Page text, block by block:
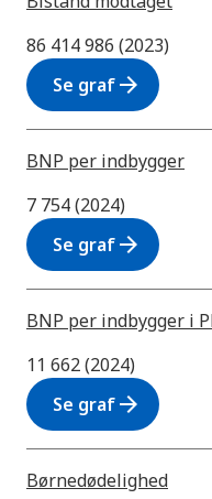
86 414 986 (2023)
Se grafarrow_forward
BNP per indbygger
7 754 (2024)
Se grafarrow_forward
BNP per indbygger i
11 662 (2024)
Se grafarrow_forward
Børnedødelighed